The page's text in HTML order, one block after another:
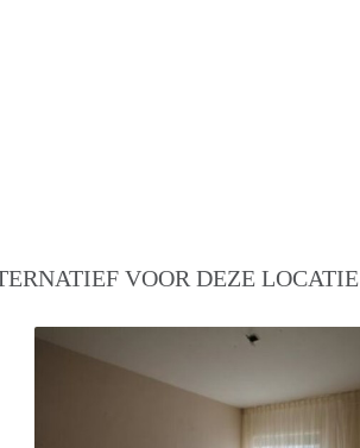
VOOR DEZE LOCATIE